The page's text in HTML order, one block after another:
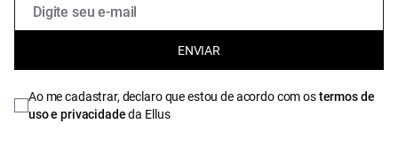
ENVIAR
Ao me cadastrar, declaro que estou de acordo com ostermos de
uso e privacidadeda Ellus